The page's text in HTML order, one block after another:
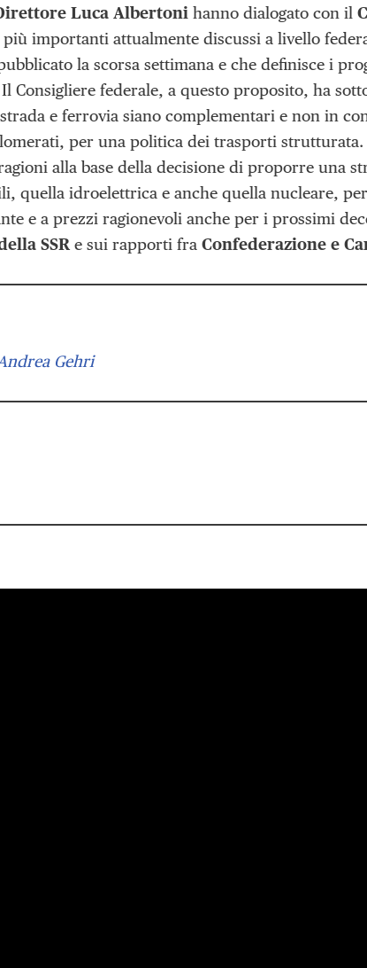
Luca Albertoni hanno dialogato con il
importanti attualmente discussi a livello
la scorsa settimana e che definisce i
Consigliere federale, a questo proposito, ha
e ferrovia siano complementari e non in
per una politica dei trasporti
alla base della decisione di proporre una
quella idroelettrica e anche quella nucleare,
e a prezzi ragionevoli anche per i prossimi
SSR e sui rapporti fra Confederazione e
Gehri